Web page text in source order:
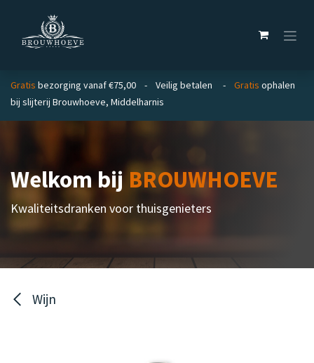
Gratis bezorging vanaf €75,00 - Veilig betalen - Gratis ophalen
bij slijterij Brouwhoeve, Middelharnis
Welkom bijBROUWHOEVE
Kwaliteitsdranken voor thuisgenieters
Wijn